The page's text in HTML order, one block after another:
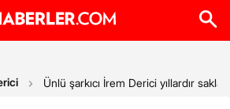
Ünlü şarkıcı İrem Derici yıllardır